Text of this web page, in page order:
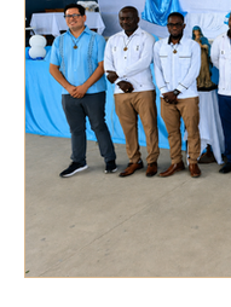
VOCES GLOBALES